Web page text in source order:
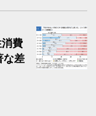
費
な差